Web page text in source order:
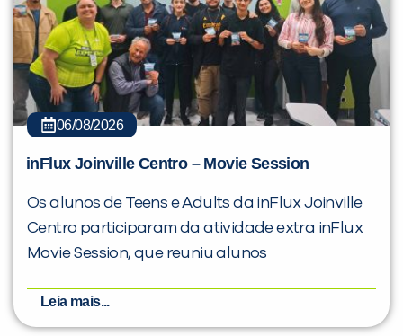
06/08/2026
inFlux Joinville Centro – Movie Session
Os alunos de Teens e Adults da inFlux Joinville
Centro participaram da atividade extra inFlux
Movie Session, que reuniu alunos
Leia mais...